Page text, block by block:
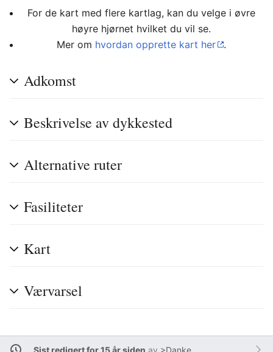
For de kart med flere kartlag, kan du velge i øvre
høyre hjørnet hvilket du vil se.
Mer om hvordan opprette kart her .
Adkomst
Beskrivelse av dykkested
Alternative ruter
Fasiliteter
Kart
Værvarsel
Sist redigert for 15 år siden av >Danke